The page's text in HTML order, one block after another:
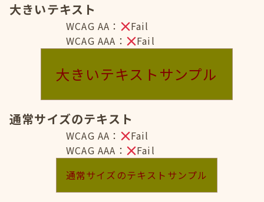
大きいテキスト
WCAG AA：
Fail
WCAG AAA：
Fail
大きいテキストサンプル
通常サイズのテキスト
WCAG AA：
Fail
WCAG AAA：
Fail
通常サイズのテキストサンプル